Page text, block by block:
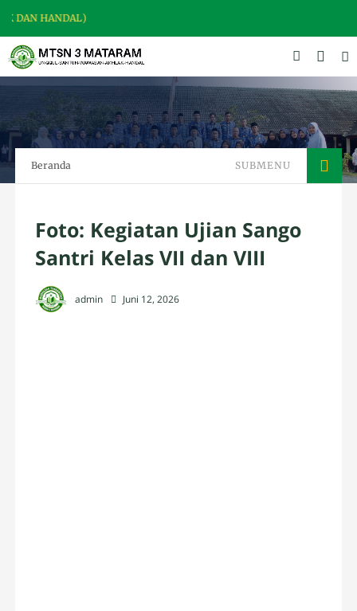
Beranda SUBMENU
Foto: Kegiatan Ujian Sango
Santri Kelas VII dan VIII
admin Juni 12, 2026